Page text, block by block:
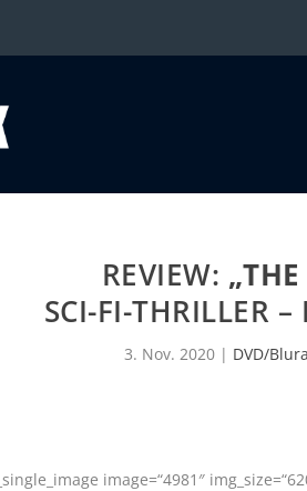
REVIEW:
SCI-FI-THRILLER
3. Nov. 2020| DVD/
image=“4981″